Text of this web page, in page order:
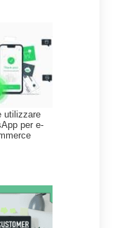
un’occasione
messaggi
chiamate
o noioso.